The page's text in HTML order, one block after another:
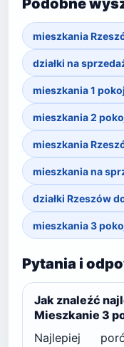
Podobne
mieszkania
działki na
mieszkania 1
mieszkania 2
mieszkania
mieszkania na
działki Rzeszów
mieszkania 3
Pytania i
Jak znaleźć
Mieszkanie 3
Najlepiej